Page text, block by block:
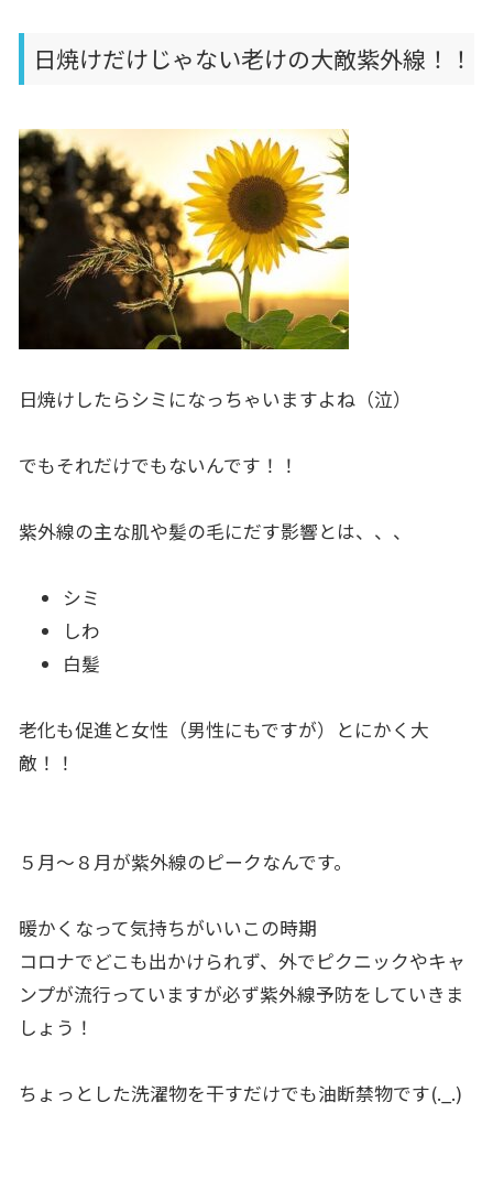
日焼けだけじゃない老けの大敵紫外線！！
日焼けしたらシミになっちゃいますよね（泣）
でもそれだけでもないんです！！
紫外線の主な肌や髪の毛にだす影響とは、、、
シミ
しわ
白髪
老化も促進と女性（男性にもですが）とにかく大
敵！！
５月〜８月が紫外線のピークなんです。
暖かくなって気持ちがいいこの時期
コロナでどこも出かけられず、外でピクニックやキャ
ンプが流行っていますが必ず紫外線予防をしていきま
しょう！
ちょっとした洗濯物を干すだけでも油断禁物です(._.)